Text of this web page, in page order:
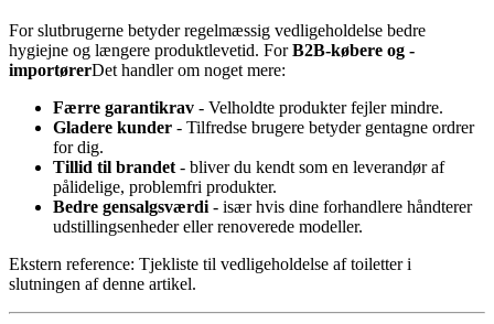
For slutbrugerne betyder regelmæssig vedligeholdelse bedre
hygiejne og længere produktlevetid. ForB2B-købere og -
importørerDet handler om noget mere:
Færre garantikrav - Velholdte produkter fejler mindre.
Gladere kunder - Tilfredse brugere betyder gentagne ordrer
for dig.
Tillid til brandet- bliver du kendt som en leverandør af
pålidelige, problemfri produkter.
Bedre gensalgsværdi- især hvis dine forhandlere håndterer
udstillingsenheder eller renoverede modeller.
Ekstern reference: Tjekliste til vedligeholdelse af toiletter i
slutningen af denne artikel.